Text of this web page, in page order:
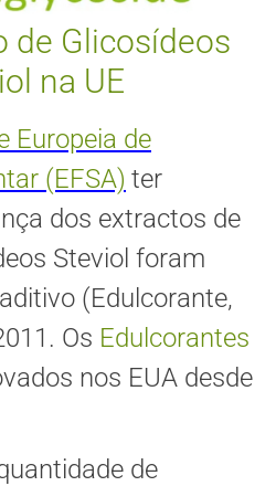
de Glicosídeos
na UE
Europeia de
(EFSA) ter
dos extractos de
Steviol foram
(Edulcorante,
Os Edulcorantes
nos EUA desde
de